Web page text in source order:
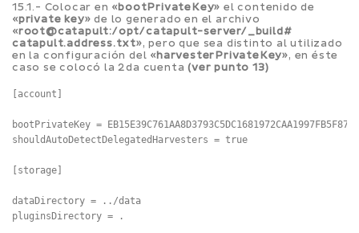
15.1.- Colocar en «bootPrivateKey» el contenido de
«private key» de lo generado en el archivo
«root@catapult:/opt/catapult-server/_build#
catapult.address.txt», pero que sea distinto al utilizado
en la configuración del «harvesterPrivateKey», en éste
caso se colocó la 2da cuenta(ver punto 13)
[account]
bootPrivateKey =
shouldAutoDetectDelegatedHarvesters = true
[storage]
dataDirectory = ../data